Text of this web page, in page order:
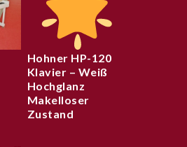
Hohner HP-120
Klavier – Weiß
Hochglanz
Makelloser
Zustand